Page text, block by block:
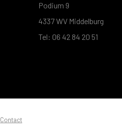
Podium 9
4337 WV Middelburg
Tel: 06 42 84 20 51
Contact